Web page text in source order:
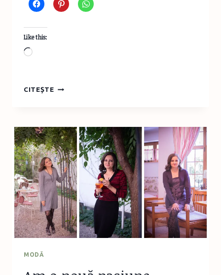
Like this:
Loading…
CITEȘTERECOMANDARE
TEATRU
PENTRU
COPII
ȘI
ADULȚI:
ÎN
FAȚĂ
LA
O12
MODĂ